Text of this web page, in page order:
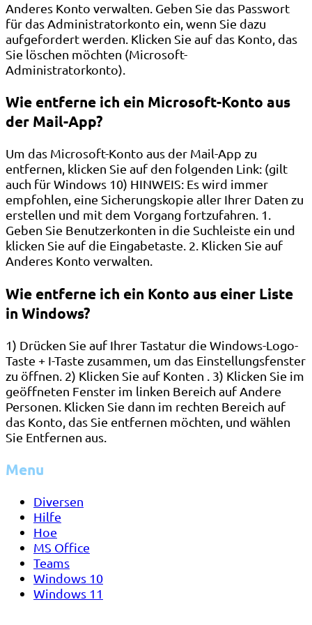
Anderes Konto verwalten. Geben Sie das Passwort
für das Administratorkonto ein, wenn Sie dazu
aufgefordert werden. Klicken Sie auf das Konto, das
Sie löschen möchten (Microsoft-
Administratorkonto).
Wie entferne ich ein Microsoft-Konto aus
der Mail-App?
Um das Microsoft-Konto aus der Mail-App zu
entfernen, klicken Sie auf den folgenden Link: (gilt
auch für Windows 10) HINWEIS: Es wird immer
empfohlen, eine Sicherungskopie aller Ihrer Daten zu
erstellen und mit dem Vorgang fortzufahren. 1.
Geben Sie Benutzerkonten in die Suchleiste ein und
klicken Sie auf die Eingabetaste. 2. Klicken Sie auf
Anderes Konto verwalten.
Wie entferne ich ein Konto aus einer Liste
in Windows?
1) Drücken Sie auf Ihrer Tastatur die Windows-Logo-
Taste + I-Taste zusammen, um das Einstellungsfenster
zu öffnen. 2) Klicken Sie auf Konten . 3) Klicken Sie im
geöffneten Fenster im linken Bereich auf Andere
Personen. Klicken Sie dann im rechten Bereich auf
das Konto, das Sie entfernen möchten, und wählen
Sie Entfernen aus.
Menu
Diversen
Hilfe
Hoe
MS Office
Teams
Windows 10
Windows 11